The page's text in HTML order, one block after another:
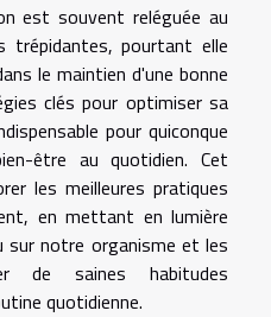
est souvent reléguée au
trépidantes, pourtant elle
le maintien d'une bonne
clés pour optimiser sa
pour quiconque
être au quotidien. Cet
les meilleures pratiques
en mettant en lumière
notre organisme et les
de saines habitudes
quotidienne.